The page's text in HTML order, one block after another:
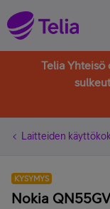
Telia Yhteisö
Laitteiden
KYSYMYS
Nokia